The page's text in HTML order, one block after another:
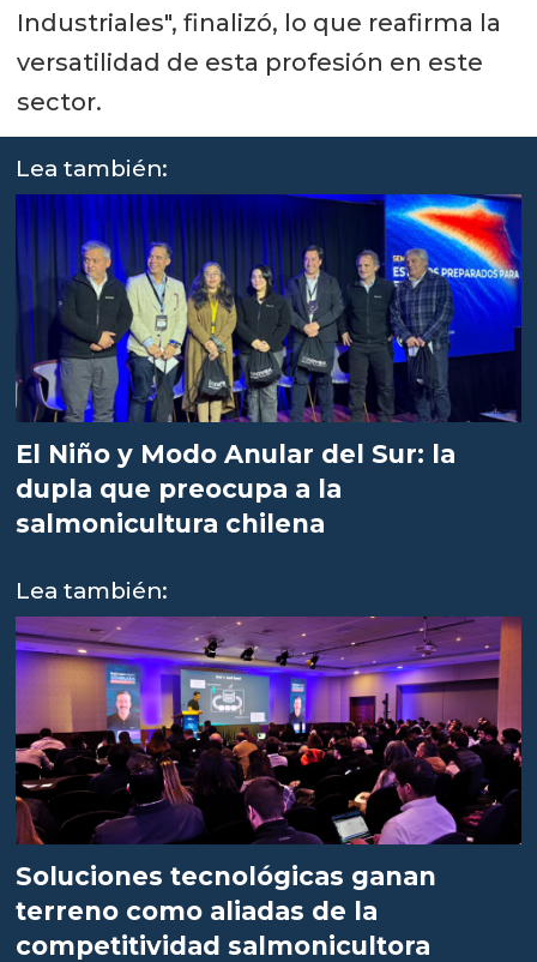
Industriales", finalizó, lo que reafirma la
versatilidad de esta profesión en este
sector.
Lea también:
El Niño y Modo Anular del Sur: la
dupla que preocupa a la
salmonicultura chilena
Lea también:
Soluciones tecnológicas ganan
terreno como aliadas de la
competitividad salmonicultora